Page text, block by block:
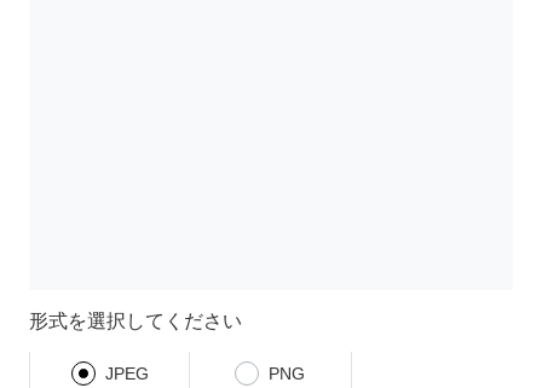
形式を選択してください
JPEG PNG